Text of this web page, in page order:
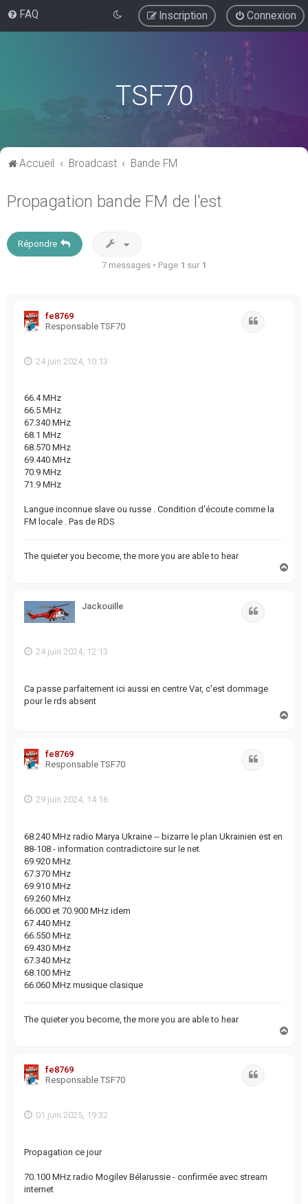
FAQ Connexion
Inscription
TSF70
Accueil Broadcast Bande FM
Propagation bande FM de l'est
Répondre
7 messages • Page 1 sur 1
fe8769
Responsable TSF70
24 juin 2024, 10:13
66.4 MHz
66.5 MHz
67.340 MHz
68.1 MHz
68.570 MHz
69.440 MHz
70.9 MHz
71.9 MHz
Langue inconnue slave ou russe . Condition d'écoute comme la
FM locale . Pas de RDS
The quieter you become, the more you are able to hear
Jackouille
24 juin 2024, 12:13
Ca passe parfaitement ici aussi en centre Var, c'est dommage
pour le rds absent
fe8769
Responsable TSF70
29 juin 2024, 14:16
68.240 MHz radio Marya Ukraine -- bizarre le plan Ukrainien est en
88-108 - information contradictoire sur le net
69.920 MHz
67.370 MHz
69.910 MHz
69.260 MHz
66.000 et 70.900 MHz idem
67.440 MHz
66.550 MHz
69.430 MHz
67.340 MHz
68.100 MHz
66.060 MHz musique clasique
The quieter you become, the more you are able to hear
fe8769
Responsable TSF70
01 juin 2025, 19:32
Propagation ce jour
70.100 MHz radio Mogilev Bélarussie - confirmée avec stream
internet